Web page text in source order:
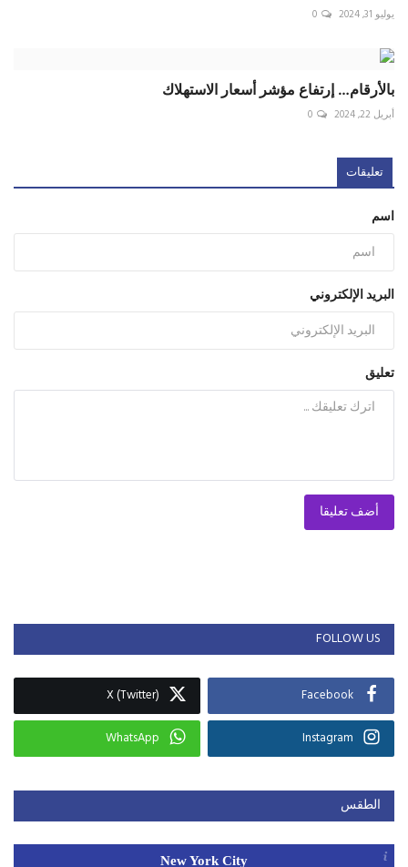
يوليو 31, 2024 0
بالأرقام… إرتفاع مؤشر أسعار الاستهلاك
أبريل 22, 2024 0
تعليقات
اسم
البريد الإلكتروني
تعليق
أضف تعليقا
FOLLOW US
Facebook
X (Twitter)
Instagram
WhatsApp
الطقس
New York City